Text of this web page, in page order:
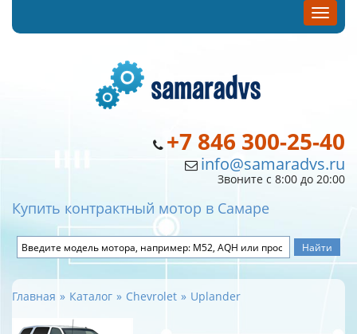
+7 846 300-25-40
info@samaradvs.ru
Звоните с 8:00 до 20:00
Купить контрактный мотор в Самаре
Главная Каталог Chevrolet Uplander